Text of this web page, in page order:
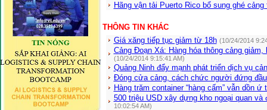
Hãng vận tải Puerto Rico bổ sung ghé
THÔNG TIN KHÁC
Giá xăng tiếp tục giảm từ 18h (10/24/2014
Cảng Đoạn Xá: Hàng hóa thông cảng
(10/24/2014 9:15:41 AM)
Quảng Ninh đẩy mạnh phát triển dịch vụ
Đóng cửa cảng, cách chức người đứng
Hàng trăm container “hàng cấm” vẫn dồn ứ
500 triệu USD xây dựng kho ngoại quan và
10:02:54 AM)